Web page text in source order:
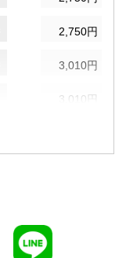
2,750円
3,010円
3,010円